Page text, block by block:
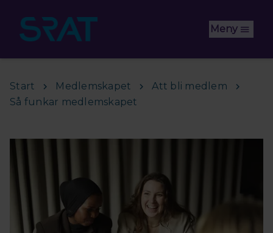
Meny
Start Medlemskapet
Att bli medlem
Så funkar medlemskapet